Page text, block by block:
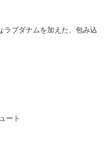
ラブダナムを加えた、包み込
ート